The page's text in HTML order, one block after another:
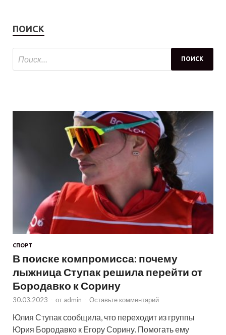
ПОИСК
СПОРТ
В поиске компромисса: почему
лыжница Ступак решила перейти от
Бородавко к Сорину
30.03.2023 - от admin - Оставьте комментарий
Юлия Ступак сообщила, что переходит из группы
Юрия Бородавко к Егору Сорину. Помогать ему